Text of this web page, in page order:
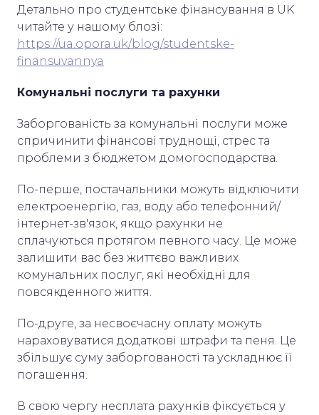
Детально про студентське фінансування в UK
читайте у нашому блозі:
https://ua.opora.uk/blog/studentske-
finansuvannya
Комунальні послуги та рахунки
Заборгованість за комунальні послуги може
спричинити фінансові труднощі, стрес та
проблеми з бюджетом домогосподарства.
По-перше, постачальники можуть відключити
електроенергію, газ, воду або телефонний/
інтернет-зв'язок, якщо рахунки не
сплачуються протягом певного часу. Це може
залишити вас без життєво важливих
комунальних послуг, які необхідні для
повсякденного життя.
По-друге, за несвоєчасну оплату можуть
нараховуватися додаткові штрафи та пеня. Це
збільшує суму заборгованості та ускладнює її
погашення.
В свою чергу несплата рахунків фіксується у